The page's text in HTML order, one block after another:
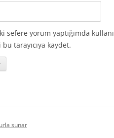
sefere yorum yaptığımda
tarayıcıya kaydet.
sunar